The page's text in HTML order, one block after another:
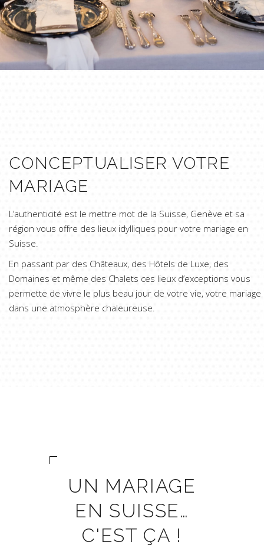
CONCEPTUALISER VOTRE
MARIAGE
L’authenticité est le mettre mot de la Suisse, Genève et sa
région vous offre des lieux idylliques pour votre mariage en
Suisse.
En passant par des Châteaux, des Hôtels de Luxe, des
Domaines et même des Chalets ces lieux d’exceptions vous
permette de vivre le plus beau jour de votre vie, votre mariage
dans une atmosphère chaleureuse.
UN MARIAGE
EN SUISSE…
C'EST ÇA !